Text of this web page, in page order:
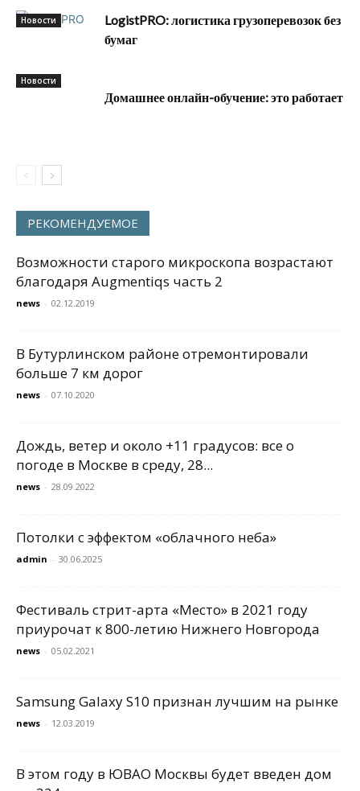
Новости
LogistPRO: логистика грузоперевозок без
бумаг
Новости
Домашнее онлайн-обучение: это работает
РЕКОМЕНДУЕМОЕ
Возможности старого микроскопа возрастают
благодаря Augmentiqs часть 2
news - 02.12.2019
В Бутурлинском районе отремонтировали
больше 7 км дорог
news - 07.10.2020
Дождь, ветер и около +11 градусов: все о
погоде в Москве в среду, 28...
news - 28.09.2022
Потолки с эффектом «облачного неба»
admin - 30.06.2025
Фестиваль стрит-арта «Место» в 2021 году
приурочат к 800-летию Нижнего Новгорода
news - 05.02.2021
Samsung Galaxy S10 признан лучшим на рынке
news - 12.03.2019
В этом году в ЮВАО Москвы будет введен дом